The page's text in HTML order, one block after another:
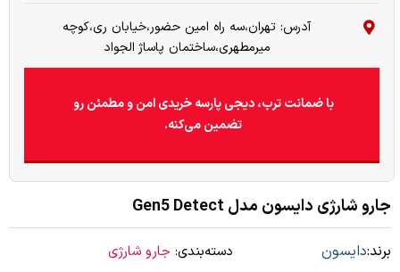
آدرس: تهران،سه راه امین حضور،خیابان ری،کوچه
میرمطهری،ساختمان پاساژ الجواد
با ضمانت ترب، دیجی پارسه خریدی امن و مطمئن رو
تضمین می‌کنه.
جارو شارژی دایسون مدل Gen5 Detect
برند:دایسون دسته‌بندی: جارو شارژی